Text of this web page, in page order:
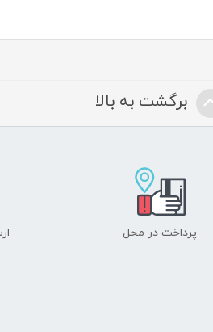
برگشت به بالا
پرداخت در محل